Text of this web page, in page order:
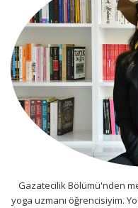
Gazatecilik Bölümü'nden
yoga uzmanı öğrencisiyim.